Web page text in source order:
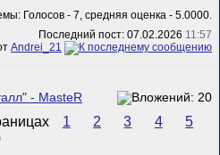
Последний пост: 07.02.2026 11:57
Andrei_21
- MasteR
1 2 3 4
5